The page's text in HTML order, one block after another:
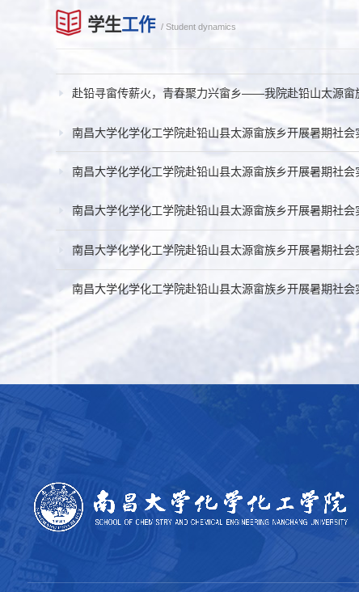
学会化工新材料专业委会委员等多个
学生工作 / Student dynamics
赴铅寻畲传薪火，青春聚力兴畲乡——我院赴铅山太源畲
南昌大学化学化工学院赴铅山县太源畲族乡开展暑期社会
南昌大学化学化工学院赴铅山县太源畲族乡开展暑期社会
南昌大学化学化工学院赴铅山县太源畲族乡开展暑期社会
南昌大学化学化工学院赴铅山县太源畲族乡开展暑期社会
南昌大学化学化工学院赴铅山县太源畲族乡开展暑期社会